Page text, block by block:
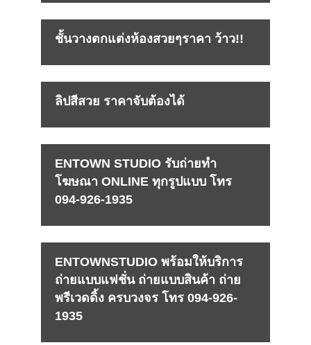
ชั้นวางตกแต่งห้องสวยๆราคา ว้าว!!
ลิปสีสวย ราคาจับต้องได้
ENTOWN STUDIO รับถ่ายทำ
โฆษณา ONLINE ทุกรูปแบบ โทร
094-926-1935
ENTOWNSTUDIO พร้อมให้บริการ
ถ่ายแบบแฟชั่น ถ่ายแบบสินค้า ถ่าย
พรีเวดดิ้ง ครบวงจร โทร 094-926-
1935